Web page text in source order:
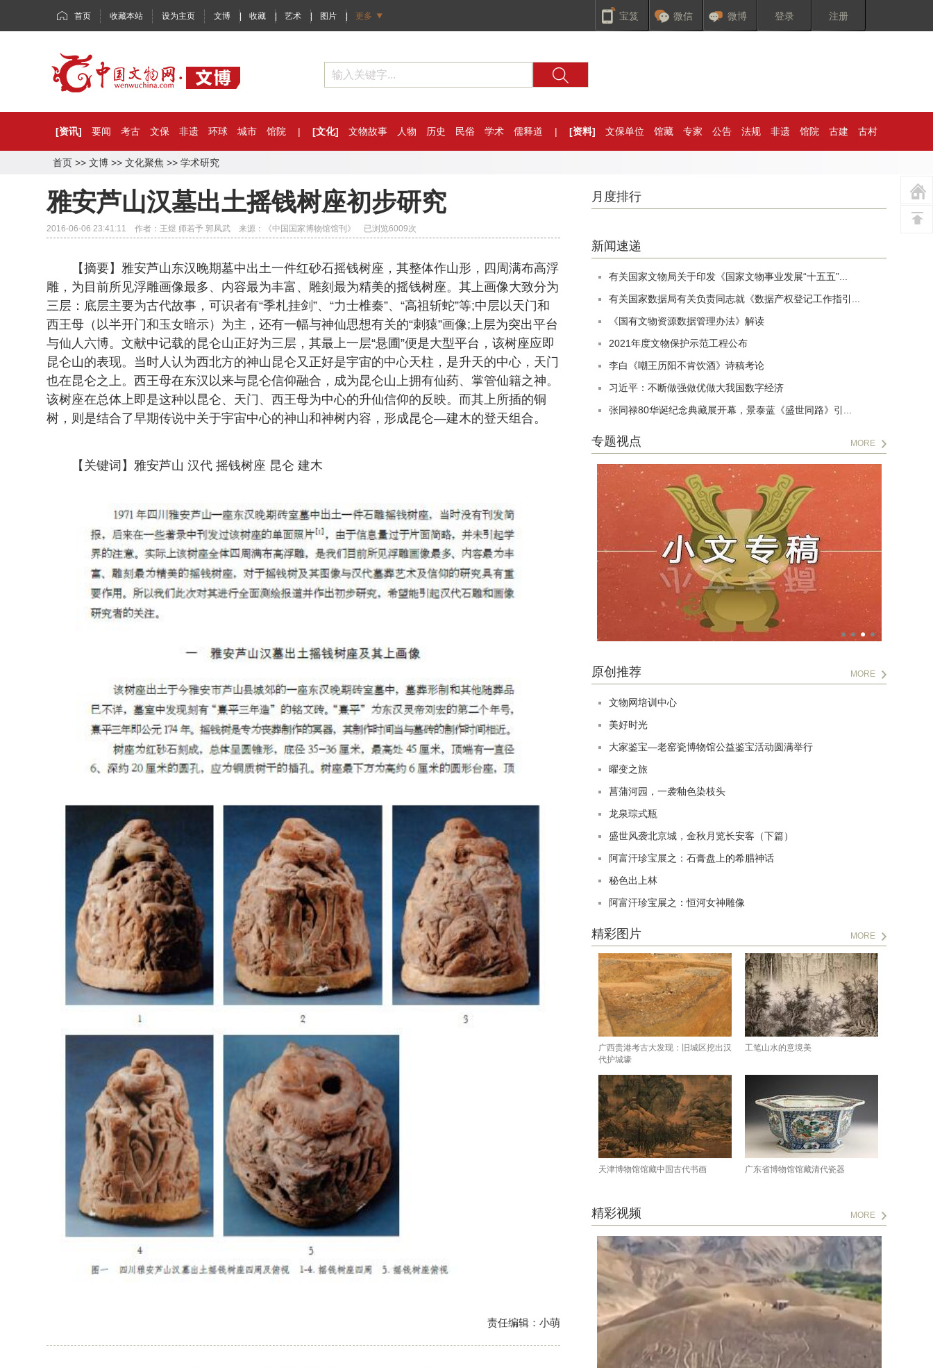
首页 收藏本站 设为主页 文博 | 收藏 | 艺术 | 图片 | 更多 宝笈 微信 微博 登录 注册
[资讯] 要闻 考古 文保 非遗 环球 城市 馆院 | [文化] 文物故事 人物 历史 民俗 学术 儒释道 | [资料] 文保单位 馆藏 专家 公告 法规 非遗 馆院 古建 古村
首页 >> 文博 >> 文化聚焦 >> 学术研究
雅安芦山汉墓出土摇钱树座初步研究
2016-06-06 23:41:11 作者：王煜 师若予 郭凤武 来源：《中国国家博物馆馆刊》 已浏览6009次
【摘要】雅安芦山东汉晚期墓中出土一件红砂石摇钱树座，其整体作山形，四周满布高浮
雕，为目前所见浮雕画像最多、内容最为丰富、雕刻最为精美的摇钱树座。其上画像大致分为
三层：底层主要为古代故事，可识者有“季札挂剑”、“力士椎秦”、“高祖斩蛇”等;中层以天门和
西王母（以半开门和玉女暗示）为主，还有一幅与神仙思想有关的“刺猿”画像;上层为突出平台
与仙人六博。文献中记载的昆仑山正好为三层，其最上一层“悬圃”便是大型平台，该树座应即
昆仑山的表现。当时人认为西北方的神山昆仑又正好是宇宙的中心天柱，是升天的中心，天门
也在昆仑之上。西王母在东汉以来与昆仑信仰融合，成为昆仑山上拥有仙药、掌管仙籍之神。
该树座在总体上即是这种以昆仑、天门、西王母为中心的升仙信仰的反映。而其上所插的铜
树，则是结合了早期传说中关于宇宙中心的神山和神树内容，形成昆仑—建木的登天组合。
【关键词】雅安芦山 汉代 摇钱树座 昆仑 建木
责任编辑：小萌
月度排行
新闻速递
有关国家文物局关于印发《国家文物事业发展“十五五”...
有关国家数据局有关负责同志就《数据产权登记工作指引...
《国有文物资源数据管理办法》解读
2021年度文物保护示范工程公布
李白《嘲王历阳不肯饮酒》诗稿考论
习近平：不断做强做优做大我国数字经济
张同禄80华诞纪念典藏展开幕，景泰蓝《盛世同路》引...
专题视点 MORE
原创推荐 MORE
文物网培训中心
美好时光
大家鉴宝—老窑瓷博物馆公益鉴宝活动圆满举行
曜变之旅
菖蒲河园，一袭釉色染枝头
龙泉琮式瓶
盛世风袭北京城，金秋月览长安客（下篇）
阿富汗珍宝展之：石膏盘上的希腊神话
秘色出上林
阿富汗珍宝展之：恒河女神雕像
精彩图片 MORE
广西贵港考古大发现：旧城区挖出汉
代护城壕
工笔山水的意境美
天津博物馆馆藏中国古代书画 广东省博物馆馆藏清代瓷器
精彩视频 MORE